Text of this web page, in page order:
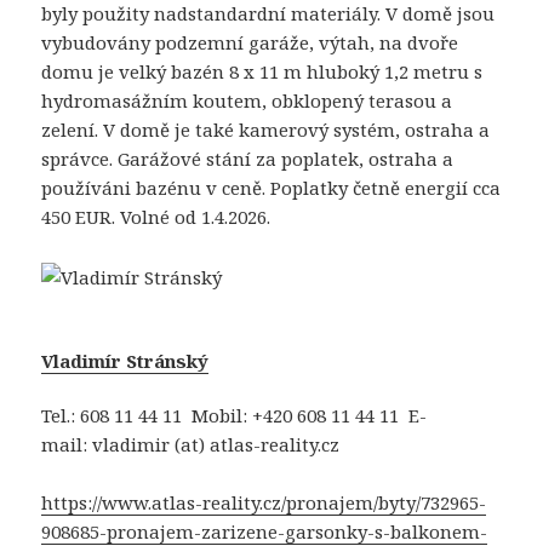
byly použity nadstandardní materiály. V domě jsou
vybudovány podzemní garáže, výtah, na dvoře
domu je velký bazén 8 x 11 m hluboký 1,2 metru s
hydromasážním koutem, obklopený terasou a
zelení. V domě je také kamerový systém, ostraha a
správce. Garážové stání za poplatek, ostraha a
používáni bazénu v ceně. Poplatky četně energií cca
450 EUR. Volné od 1.4.2026.
Vladimír Stránský
Tel.: 608 11 44 11 Mobil: +420 608 11 44 11 E-
mail: vladimir (at) atlas-reality.cz
https://www.atlas-reality.cz/pronajem/byty/732965-
908685-pronajem-zarizene-garsonky-s-balkonem-